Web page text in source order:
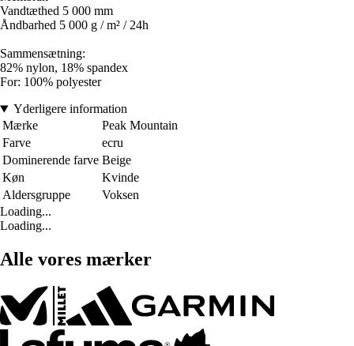
Vandtæthed 5 000 mm
Åndbarhed 5 000 g / m² / 24h
Sammensætning:
82% nylon, 18% spandex
For: 100% polyester
Yderligere information
Mærke
Peak Mountain
Farve
ecru
Dominerende farve Beige
Køn
Kvinde
Aldersgruppe
Voksen
Loading...
Loading...
Alle vores mærker